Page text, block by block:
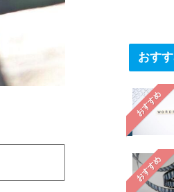
おす
おすすめ
おすすめ